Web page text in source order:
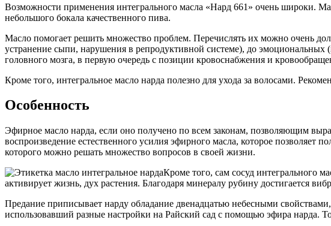
Возможности применения интегрального масла «Нард 661» очень широки.
небольшого бокала качественного пива.
Масло помогает решить множество проблем. Перечислять их можно очень
устранение сыпи, нарушения в репродуктивной системе), до
головного мозга, в первую очередь с позиции кровоснабжения и
Кроме того, интегральное масло нарда полезно для ухода за волосами.
Особенность
Эфирное масло нарда, если оно получено по всем законам, позволяющим
воспроизведение естественного усилия эфирного масла, которое
которого можно решать множество вопросов в своей жизни.
Кроме того, сам сосуд интегрального
активирует жизнь, дух растения. Благодаря минералу рубину достигается
Предание приписывает нарду обладание двенадцатью небесными
использовавший разные настройки на Райский сад с помощью эфира нарда.